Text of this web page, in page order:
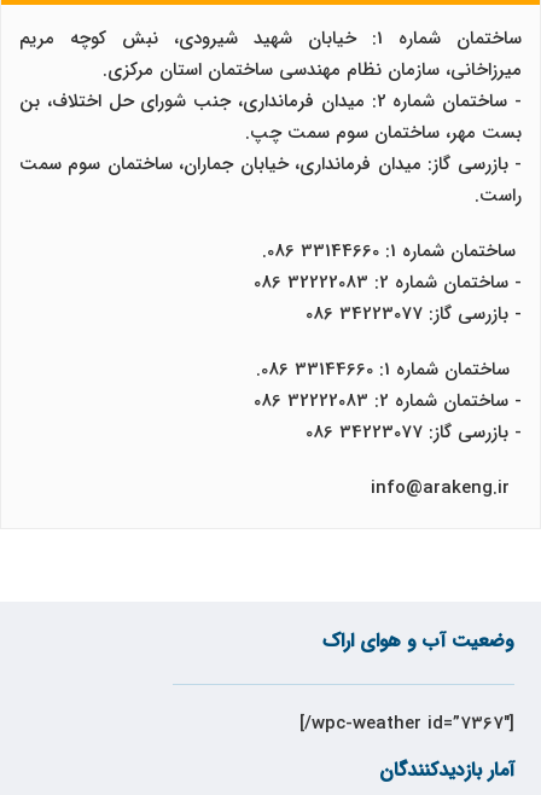
ساختمان شماره 1: خیابان شهید شیرودی، نبش کوچه مریم
میرزاخانی، سازمان نظام مهندسی ساختمان استان مرکزی.
- ساختمان شماره 2: میدان فرمانداری، جنب شورای حل اختلاف، بن
بست مهر، ساختمان سوم سمت چپ.
- بازرسی گاز: میدان فرمانداری، خیابان جماران، ساختمان سوم سمت
راست.
ساختمان شماره 1: 33144660 086.
- ساختمان شماره 2: 32222083 086
- بازرسی گاز: 34223077 086
ساختمان شماره 1: 33144660 086.
- ساختمان شماره 2: 32222083 086
- بازرسی گاز: 34223077 086
وضعیت آب و هوای اراک
[wpc-weather id=”7367″/]
آمار بازدیدکنندگان